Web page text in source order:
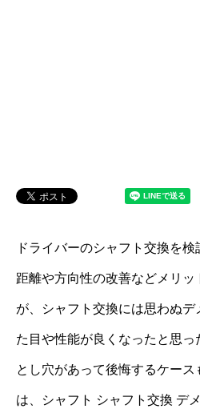
ドライバーのシャフト交換を
距離や方向性の改善などメリ
が、シャフト交換には思わぬ
た目や性能が良くなったと思
とし穴があって後悔するケー
は、シャフト シャフト交換 デ